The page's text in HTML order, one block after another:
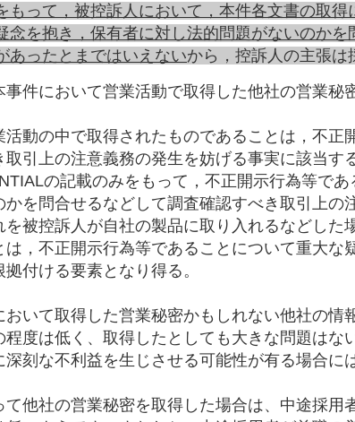
もって，被控訴人において，本件各文書の取
念を抱き，保有者に対し法的問題がないのか
あったとまではいえないから，控訴人の主張は
事件において営業活動で取得した他社の営業
活動の中で取得されたものであることは，不正
引上の注意義務の発生を妨げる事実に該当する
の記載のみをもって，不正開示行為等で
を問合せるなどして調査確認すべき取引上の
を被控訴人が自社の製品に取り入れるなどした
，不正開示行為等であることについて重大な
付ける要素となり得る。
いて取得した営業秘密かもしれない他社の情
程度は低く、取得したとしても大きな問題はな
刻な不利益を生じさせる可能性が有る場合に
他社の営業秘密を取得した場合は、中途採用